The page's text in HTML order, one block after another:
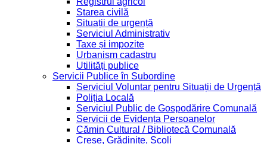
Starea civilă
Situații de urgență
Serviciul Administrativ
Taxe și impozite
Urbanism cadastru
Utilități publice
Servicii Publice în Subordine
Serviciul Voluntar pentru Situații de Urgență
Poliția Locală
Serviciul Public de Gospodărire Comunală
Servicii de Evidența Persoanelor
Cămin Cultural / Bibliotecă Comunală
Creșe, Grădinițe, Școli